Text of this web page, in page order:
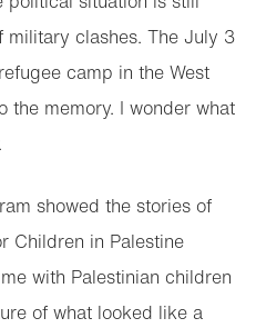
military clashes. The July 3
camp in the West
the memory. I wonder what
showed the stories of
Children in Palestine
with Palestinian children
of what looked like a